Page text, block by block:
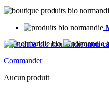
mon
Commander
Aucun produit